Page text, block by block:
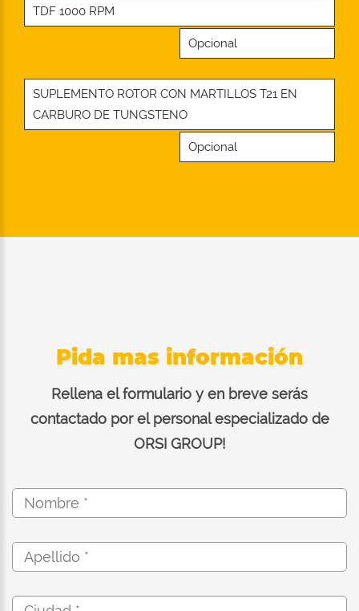
TDF 1000 RPM
Opcional
SUPLEMENTO ROTOR CON MARTILLOS T21 EN
CARBURO DE TUNGSTENO
Opcional
Pida mas información
Rellena el formulario y en breve serás
contactado por el personal especializado de
ORSI GROUP!